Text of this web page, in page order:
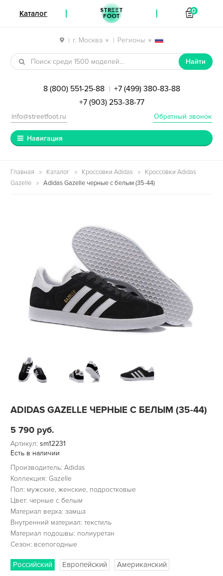
| г. Москва | Регионы
Перейти к навигации
Перейти к содержимому
Найти
8 (800) 551-25-88 | +7 (499) 380-83-88
+7 (903) 253-38-77
Обратный звонок
info@streetfoot.ru
Навигация
Главная Каталог Кроссовки Adidas
Кроссовки Adidas
Gazelle
Adidas Gazelle черные с белым (35-44)
ADIDAS GAZELLE ЧЕРНЫЕ С БЕЛЫМ (35-44)
5 790 руб.
Артикул: sm12231
Есть в наличии
Производитель: Adidas
Коллекция: Gazelle
Пол: мужские, женские, подростковые
Цвет: черные с белым
Материал верха: замша
Внутренний материал: текстиль
Материал подошвы: полиуретан
Сезон: всепогодные
Российский Европейский
Американский
Каталог STREET
FOOT
0